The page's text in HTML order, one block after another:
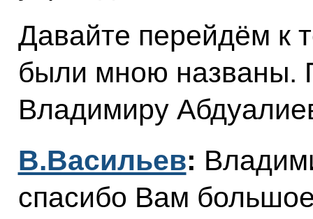
Давайте перейдём к
были мною названы.
Владимиру
В.Васильев:
спасибо Вам